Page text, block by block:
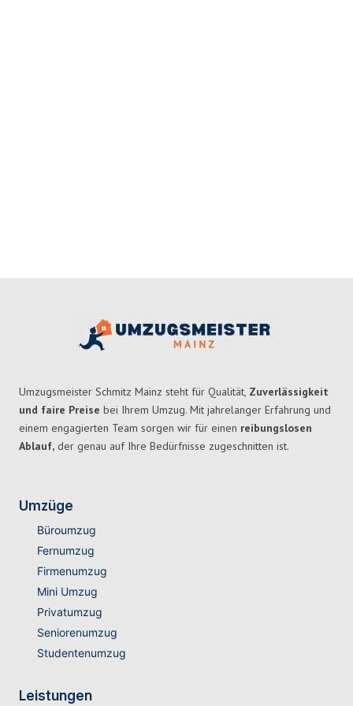
Umzugsmeister Schmitz Mainz steht für Qualität, Zuverlässigkeit
und faire Preise bei Ihrem Umzug. Mit jahrelanger Erfahrung und
einem engagierten Team sorgen wir für einen reibungslosen
Ablauf, der genau auf Ihre Bedürfnisse zugeschnitten ist.
Umzüge
Büroumzug
Fernumzug
Firmenumzug
Mini Umzug
Privatumzug
Seniorenumzug
Studentenumzug
Leistungen